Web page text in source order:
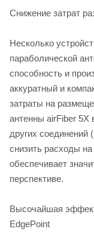
Снижение затрат
Несколько
параболической
способность и
аккуратный и
затраты на
антенны airFiber 5X
других соединений
снизить расходы
обеспечивает
перспективе.
Высочайшая
EdgePoint